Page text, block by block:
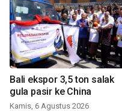
Bali ekspor 3,5 ton salak
gula pasir ke China
Kamis, 6 Agustus 2026